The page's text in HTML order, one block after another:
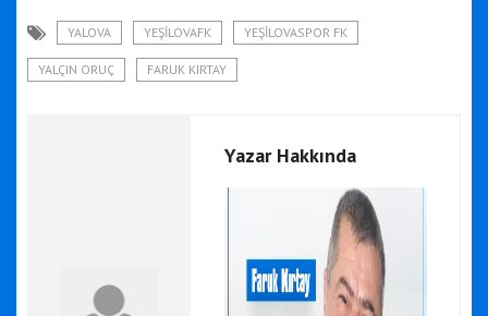
YALOVA YEŞILOVAFK YEŞILOVASPOR FK
YALÇIN ORUÇ FARUK KIRTAY
Yazar Hakkında